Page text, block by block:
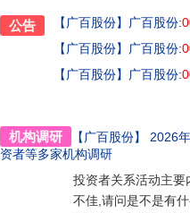
公告 【广百股份】 广百股份:
【广百股份】 广百股份:
【广百股份】 广百股份:
机构调研 【广百股份】 2026
资者等多家机构调研
投资者关系活动主
不佳,请问是不是有